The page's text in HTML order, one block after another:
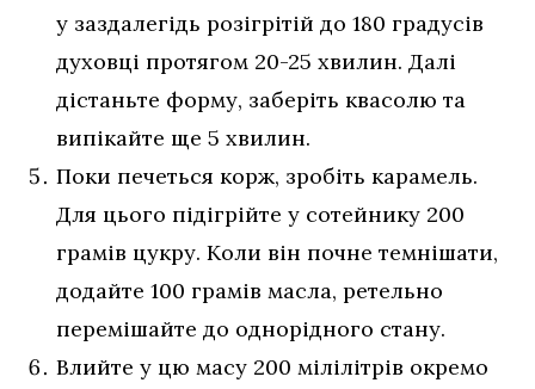
у заздалегідь розігрітій до 180 градусів
духовці протягом 20-25 хвилин. Далі
дістаньте форму, заберіть квасолю та
випікайте ще 5 хвилин.
Поки печеться корж, зробіть карамель.
Для цього підігрійте у сотейнику 200
грамів цукру. Коли він почне темнішати,
додайте 100 грамів масла, ретельно
перемішайте до однорідного стану.
Влийте у цю масу 200 мілілітрів окремо